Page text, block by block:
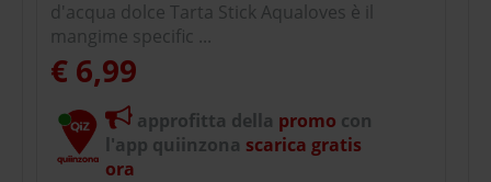
d'acqua dolce Tarta Stick Aqualoves è il
mangime specific ...
€ 6,99
approfitta della promo con
l'app quiinzona scarica gratis
ora